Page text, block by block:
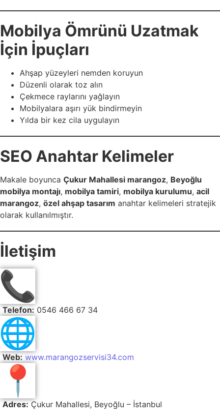
Mobilya Ömrünü Uzatmak
İçin İpuçları
Ahşap yüzeyleri nemden koruyun
Düzenli olarak toz alın
Çekmece raylarını yağlayın
Mobilyalara aşırı yük bindirmeyin
Yılda bir kez cila uygulayın
SEO Anahtar Kelimeler
Makale boyunca Çukur Mahallesi marangoz, Beyoğlu
mobilya montajı, mobilya tamiri, mobilya kurulumu, acil
marangoz, özel ahşap tasarım anahtar kelimeleri stratejik
olarak kullanılmıştır.
İletişim
Telefon: 0546 466 67 34
Web: www.marangozservisi34.com
Adres: Çukur Mahallesi, Beyoğlu – İstanbul